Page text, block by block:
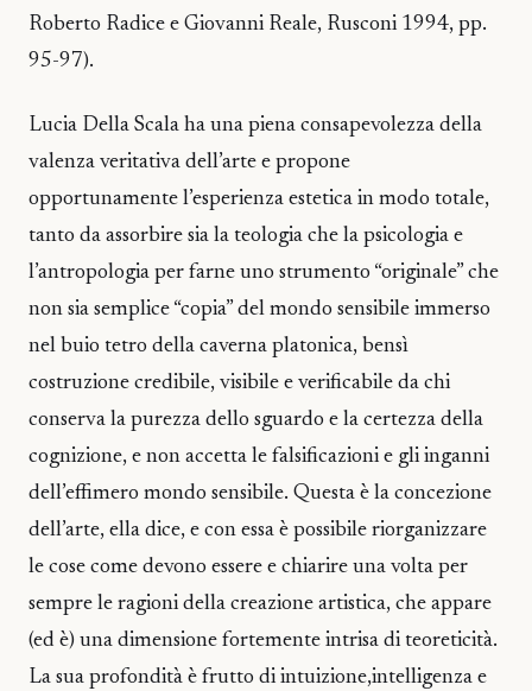
Roberto Radice e Giovanni Reale, Rusconi 1994, pp.
95-97).
Lucia Della Scala ha una piena consapevolezza della
valenza veritativa dell’arte e propone
opportunamente l’esperienza estetica in modo totale,
tanto da assorbire sia la teologia che la psicologia e
l’antropologia per farne uno strumento “originale” che
non sia semplice “copia” del mondo sensibile immerso
nel buio tetro della caverna platonica, bensì
costruzione credibile, visibile e verificabile da chi
conserva la purezza dello sguardo e la certezza della
cognizione, e non accetta le falsificazioni e gli inganni
dell’effimero mondo sensibile. Questa è la concezione
dell’arte, ella dice, e con essa è possibile riorganizzare
le cose come devono essere e chiarire una volta per
sempre le ragioni della creazione artistica, che appare
(ed è) una dimensione fortemente intrisa di teoreticità.
La sua profondità è frutto di intuizione,intelligenza e